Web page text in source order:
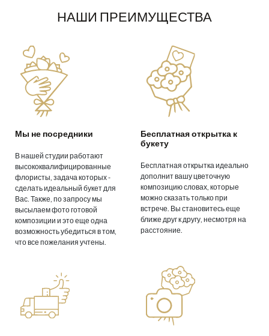
НАШИ ПРЕИМУЩЕСТВА
Мы не посредники
В нашей студии работают
высококвалифицированные
флористы, задача которых -
сделать идеальный букет для
Вас. Также, по запросу мы
высылаем фото готовой
композиции и это еще одна
возможность убедиться в том,
что все пожелания учтены.
Бесплатная открытка к
букету
Бесплатная открытка идеально
дополнит вашу цветочную
композицию словах, которые
можно сказать только при
встрече. Вы становитесь еще
ближе друг к другу, несмотря на
расстояние.